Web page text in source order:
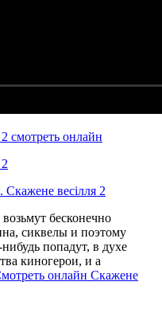
смотреть онлайн
весілля 2
бесконечно
сиквелы и поэтому
попадут, в духе
киногерои, и а
онлайн Скажене